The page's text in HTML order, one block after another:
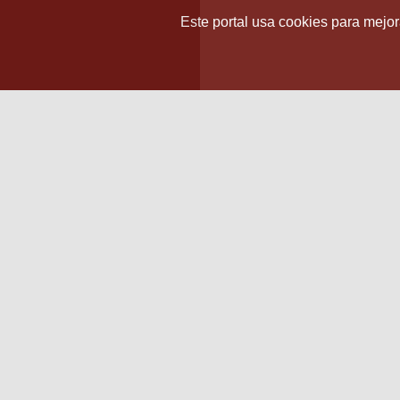
Este portal usa cookies para